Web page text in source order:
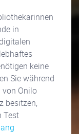
in
keine
Sie während
von Onilo
besitzen,
Test